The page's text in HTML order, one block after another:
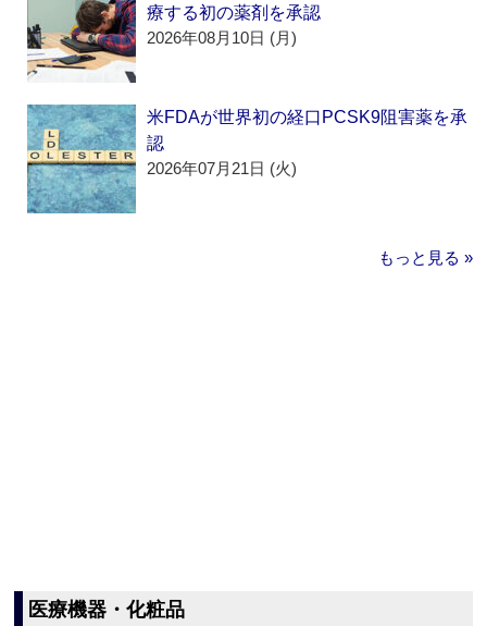
療する初の薬剤を承認
2026年08月10日 (月)
米FDAが世界初の経口PCSK9阻害薬を承
認
2026年07月21日 (火)
もっと見る »
医療機器・化粧品